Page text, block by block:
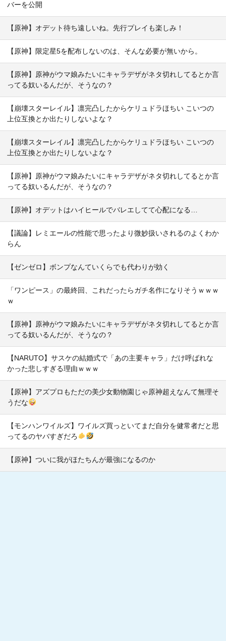
バーを公開
【原神】オデット待ち遠しいね。先行プレイも楽しみ！
【原神】限定星5を配布しないのは、そんな必要が無いから。
【原神】原神がウマ娘みたいにキャラデザがネタ切れしてるとか言
ってる奴いるんだが、そうなの？
【崩壊スターレイル】凛完凸したからケリュドラほちい こいつの
上位互換とか出たりしないよな？
【崩壊スターレイル】凛完凸したからケリュドラほちい こいつの
上位互換とか出たりしないよな？
【原神】原神がウマ娘みたいにキャラデザがネタ切れしてるとか言
ってる奴いるんだが、そうなの？
【原神】オデットはハイヒールでバレエしてて心配になる…
【議論】レミエールの性能で思ったより微妙扱いされるのよくわか
らん
【ゼンゼロ】ボンプなんていくらでも代わりが効く
「ワンピース」の最終回、これだったらガチ名作になりそうｗｗｗ
ｗ
【原神】原神がウマ娘みたいにキャラデザがネタ切れしてるとか言
ってる奴いるんだが、そうなの？
【NARUTO】サスケの結婚式で「あの主要キャラ」だけ呼ばれな
かった悲しすぎる理由ｗｗｗ
【原神】アズプロもただの美少女動物園じゃ原神超えなんて無理そ
うだな
【モンハンワイルズ】ワイルズ買っといてまだ自分を健常者だと思
ってるのヤバすぎだろ
【原神】ついに我がほたちんが最強になるのか